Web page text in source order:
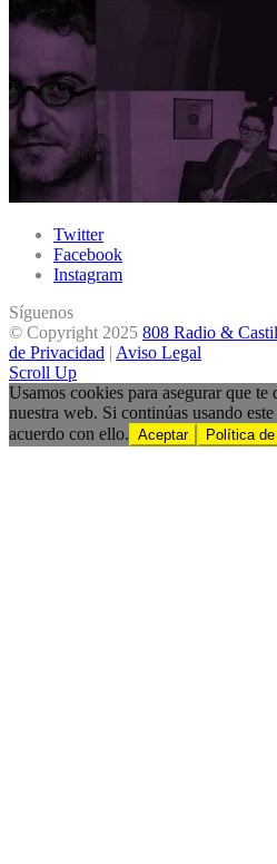
Twitter
Facebook
Instagram
Síguenos
© Copyright 2025 808 Radio &
de Privacidad | Aviso Legal
Scroll Up
Usamos cookies para asegurar que
nuestra web. Si continúas usando
acuerdo con ello. Aceptar Política